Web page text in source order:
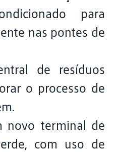
para
nas pontes de
de resíduos
o processo de
novo terminal de
com uso de